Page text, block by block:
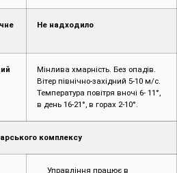
Не надходило
Мінлива хмарність. Без опадів.
Вітер північно-західний 5-10 м/с.
Температура повітря вночі 6- 11°,
в день 16-21°, в горах 2-10°.
комплексу
Управління працює в